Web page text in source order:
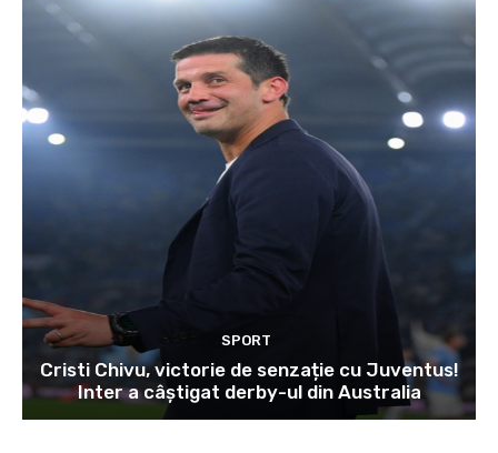
SPORT
Cristi Chivu, victorie de senzație cu Juventus!
Inter a câștigat derby-ul din Australia